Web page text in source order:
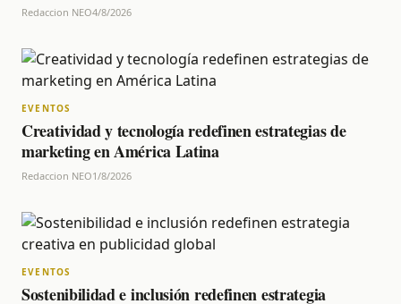
Redaccion NEO4/8/2026
EVENTOS
Creatividad y tecnología redefinen estrategias de
marketing en América Latina
Redaccion NEO1/8/2026
EVENTOS
Sostenibilidad e inclusión redefinen estrategia